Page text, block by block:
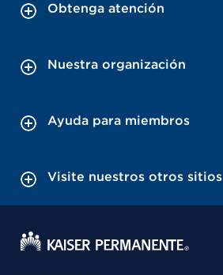
Obtenga atención
Nuestra organización
Ayuda para miembros
Visite nuestros otros sitios